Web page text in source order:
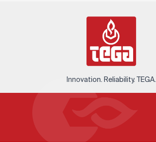
Innovation. Reliability. TEGA.